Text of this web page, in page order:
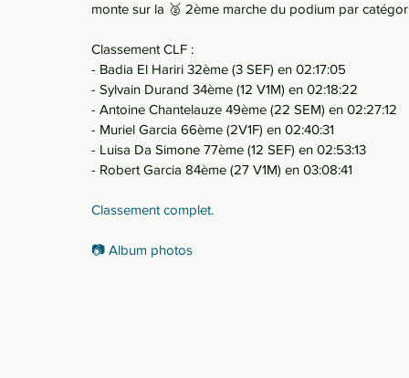
monte sur la 🥈 2ème marche du podium par
Classement CLF :
- Badia El Hariri 32ème (3 SEF) en 02:17:05
- Sylvain Durand 34ème (12 V1M) en 02:18:22
- Antoine Chantelauze 49ème (22 SEM) en 02:27:12
- Muriel Garcia 66ème (2V1F) en 02:40:31
- Luisa Da Simone 77ème (12 SEF) en 02:53:13
- Robert Garcia 84ème (27 V1M) en 03:08:41
Classement complet.
📷 Album photos